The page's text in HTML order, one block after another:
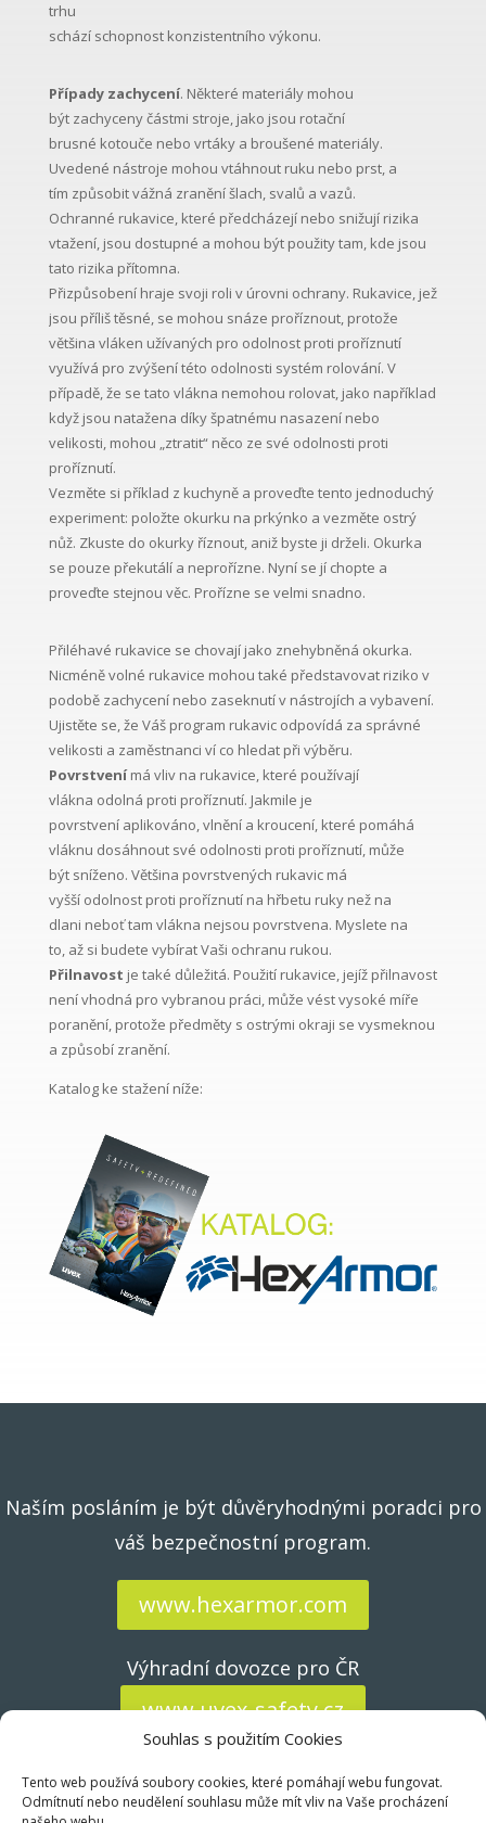
Souhlas s použitím Cookies
Tento web používá soubory cookies, které pomáhají webu fungovat.
Odmítnutí nebo neudělení souhlasu může mít vliv na Vaše procházení
trhu
schází schopnost konzistentního výkonu.
Případy zachycení. Některé materiály mohou
být zachyceny částmi stroje, jako jsou rotační
brusné kotouče nebo vrtáky a broušené materiály.
Uvedené nástroje mohou vtáhnout ruku nebo prst, a
tím způsobit vážná zranění šlach, svalů a vazů.
Ochranné rukavice, které předcházejí nebo snižují rizika
vtažení, jsou dostupné a mohou být použity tam, kde jsou
tato rizika přítomna.
Přizpůsobení hraje svoji roli v úrovni ochrany. Rukavice, jež
jsou příliš těsné, se mohou snáze proříznout, protože
většina vláken užívaných pro odolnost proti proříznutí
využívá pro zvýšení této odolnosti systém rolování. V
případě, že se tato vlákna nemohou rolovat, jako například
když jsou natažena díky špatnému nasazení nebo
velikosti, mohou „ztratit“ něco ze své odolnosti proti
proříznutí.
Vezměte si příklad z kuchyně a proveďte tento jednoduchý
experiment: položte okurku na prkýnko a vezměte ostrý
nůž. Zkuste do okurky říznout, aniž byste ji drželi. Okurka
se pouze překutálí a neprořízne. Nyní se jí chopte a
proveďte stejnou věc. Prořízne se velmi snadno.
Přiléhavé rukavice se chovají jako znehybněná okurka.
Nicméně volné rukavice mohou také představovat riziko v
podobě zachycení nebo zaseknutí v nástrojích a vybavení.
Ujistěte se, že Váš program rukavic odpovídá za správné
velikosti a zaměstnanci ví co hledat při výběru.
Povrstvenímá vliv na rukavice, které používají
vlákna odolná proti proříznutí. Jakmile je
povrstvení aplikováno, vlnění a kroucení, které pomáhá
vláknu dosáhnout své odolnosti proti proříznutí, může
být sníženo. Většina povrstvených rukavic má
vyšší odolnost proti proříznutí na hřbetu ruky než na
dlani neboť tam vlákna nejsou povrstvena. Myslete na
to, až si budete vybírat Vaši ochranu rukou.
Přilnavost je také důležitá. Použití rukavice, jejíž přilnavost
není vhodná pro vybranou práci, může vést vysoké míře
poranění, protože předměty s ostrými okraji se vysmeknou
a způsobí zranění.
Katalog ke stažení níže:
Naším posláním je být důvěryhodnými poradci pro
váš bezpečnostní program.
www.hexarmor.com
Výhradní dovozce pro ČR
www.uvex-safety.cz